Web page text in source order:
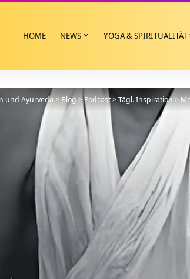
HOME NEWS YOGA & SPIRITUALITÄT
und Ayurveda>Blog>Podcast>Tägl. Inspiration>